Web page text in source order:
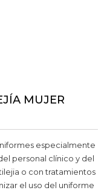
MUJER
especialmente
personal clínico y del
o con tratamientos
el uso del uniforme